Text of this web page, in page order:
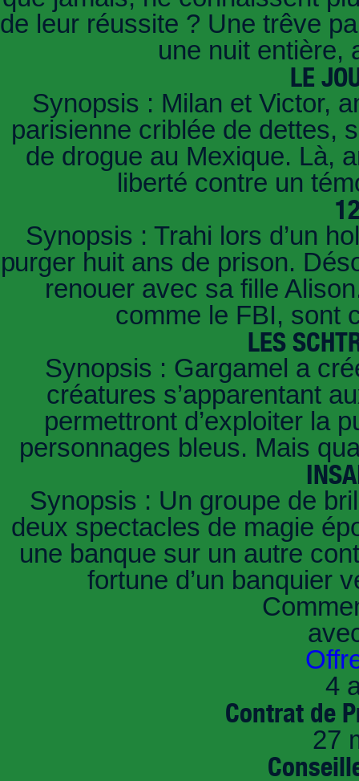
de leur réussite ? Une trêve
une nuit
LE
Synopsis : Milan et Victor,
parisienne criblée de dettes,
de drogue au Mexique. Là,
liberté contre un
Synopsis : Trahi lors d’un
purger huit ans de prison.
renouer avec sa fille
comme le FBI, sont
LES
Synopsis : Gargamel a
créatures s’apparentant
permettront d’exploiter la
personnages bleus. Mais
Synopsis : Un groupe de
deux spectacles de magie
une banque sur un autre
fortune d’un banquier
4
Contrat de
27